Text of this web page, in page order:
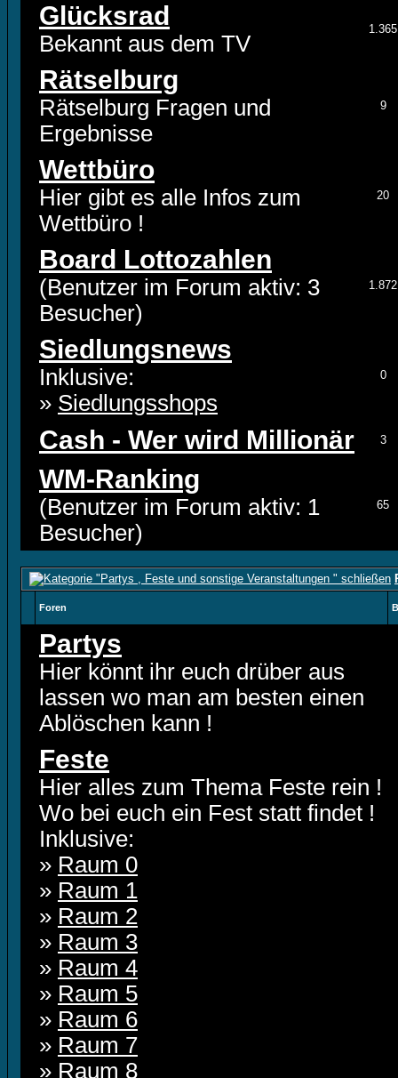
Glücksrad
Bekannt aus dem TV
1.365
Rätselburg
Rätselburg Fragen und
Ergebnisse
9
Wettbüro
Hier gibt es alle Infos zum
Wettbüro !
20
Board Lottozahlen
(Benutzer im Forum aktiv: 3
Besucher)
1.872
Siedlungsnews
Inklusive:
» Siedlungsshops
0
Cash - Wer wird Millionär 3
WM-Ranking
(Benutzer im Forum aktiv: 1
Besucher)
65
Foren
Partys
Hier könnt ihr euch drüber aus
lassen wo man am besten einen
Ablöschen kann !
Feste
Hier alles zum Thema Feste rein !
Wo bei euch ein Fest statt findet !
Inklusive:
» Raum 0
» Raum 1
» Raum 2
» Raum 3
» Raum 4
» Raum 5
» Raum 6
» Raum 7
» Raum 8